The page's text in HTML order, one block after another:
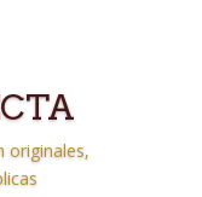
originales,